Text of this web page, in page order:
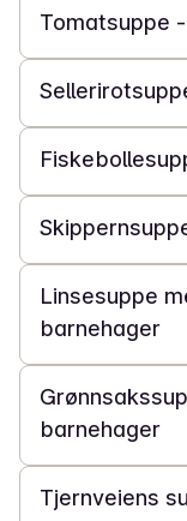
Tomatsuppe
45 min
30 min
30 min
30 min
Linsesuppe
barnehager
30 min
barnehager
30 min
Tjernveiens
40 min